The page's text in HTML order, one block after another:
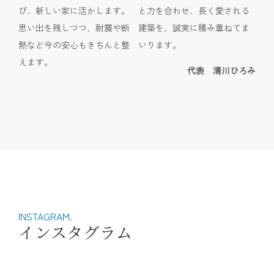
び、新しい家に活かします。
思い出を残しつつ、耐震や断
熱など今の安心もきちんと整
えます。
と力を合わせ、長く愛される
建築を、誠実に積み重ねてま
いります。
代表 清川ひろみ
INSTAGRAM.
インスタグラム